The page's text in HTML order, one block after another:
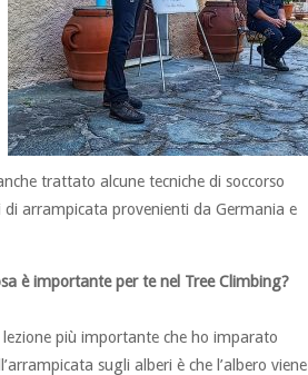
trattato alcune tecniche di soccorso
arrampicata provenienti da Germania e
è importante per te nel Tree Climbing?
lezione più importante che ho imparato
sugli alberi è che l’albero viene